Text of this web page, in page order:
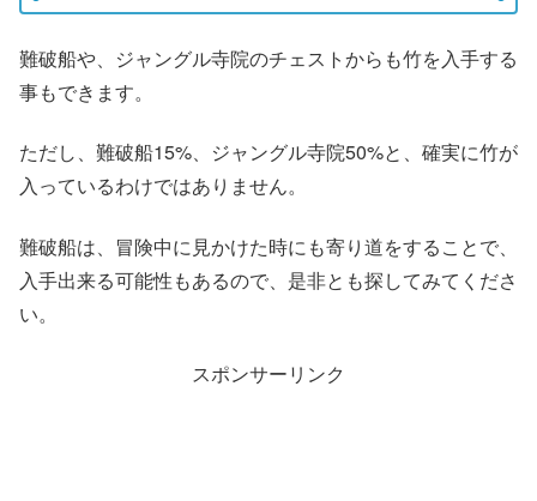
難破船や、ジャングル寺院のチェストからも竹を入手する
事もできます。
ただし、難破船15%、ジャングル寺院50%と、確実に竹が
入っているわけではありません。
難破船は、冒険中に見かけた時にも寄り道をすることで、
入手出来る可能性もあるので、是非とも探してみてくださ
い。
スポンサーリンク